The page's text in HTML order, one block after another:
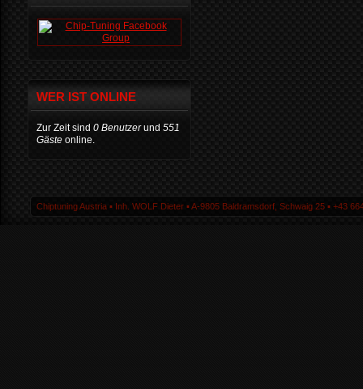
WER IST ONLINE
Zur Zeit sind 0 Benutzerund 551
Gäste online.
Chiptuning Austria ▪ Inh. WOLF Dieter ▪ A-9805 Baldramsdorf, Schwaig 25 ▪ +43